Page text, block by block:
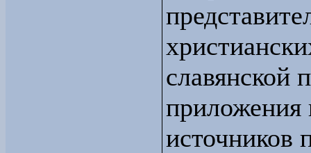
славянской
приложения
источников